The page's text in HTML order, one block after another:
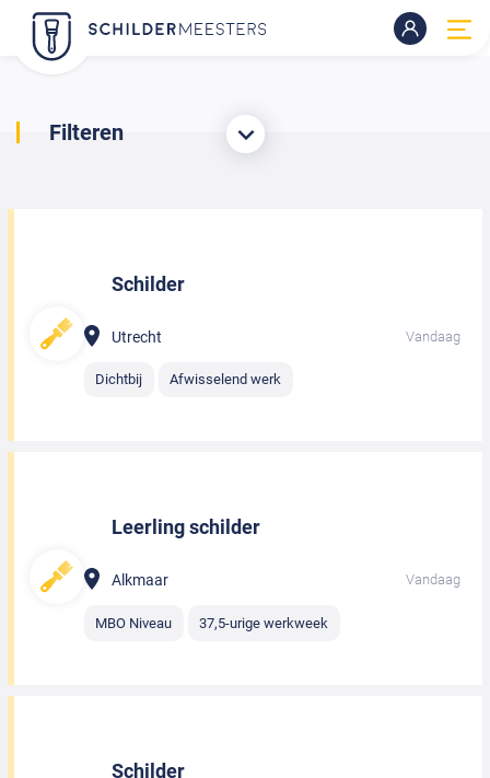
Filteren
Schilder
Utrecht Vandaag
Dichtbij Afwisselend werk
Leerling schilder
Alkmaar Vandaag
MBO Niveau 37,5-urige werkweek
Schilder